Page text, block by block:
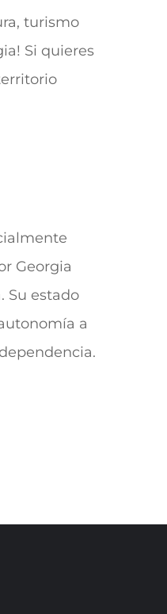
turismo
Si quieres
Georgia
Su estado
a